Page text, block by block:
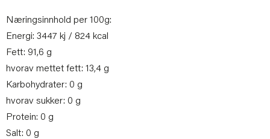
Næringsinnhold per 100g:
Energi: 3447 kj / 824 kcal
Fett: 91,6 g
hvorav mettet fett: 13,4 g
Karbohydrater: 0 g
hvorav sukker: 0 g
Protein: 0 g
Salt: 0 g